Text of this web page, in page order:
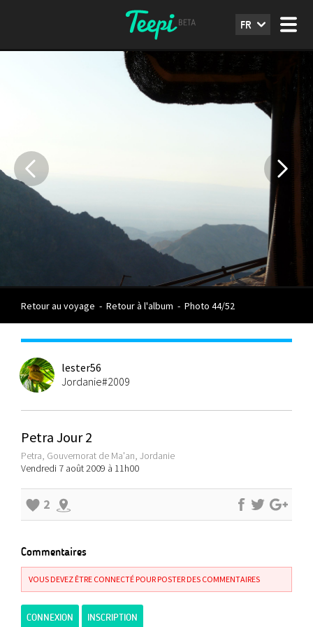
FR
Retour au voyage - Retour à l'album - Photo 44/52
lester56
Jordanie#2009
Petra Jour 2
Petra, Gouvernorat de Ma'an, Jordanie
Vendredi 7 août 2009 à 11h00
2
Commentaires
VOUS DEVEZ ÊTRE CONNECTÉ POUR POSTER DES COMMENTAIRES
CONNEXION INSCRIPTION